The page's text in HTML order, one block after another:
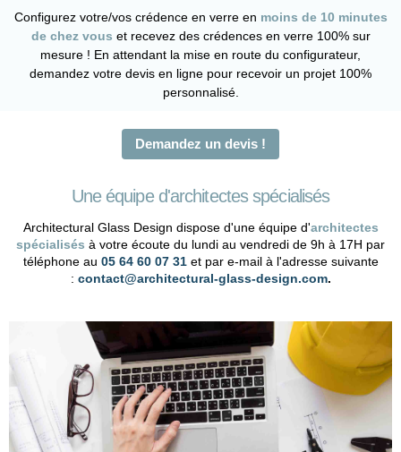
Configurez votre/vos crédence en verre en moins de 10 minutes
de chez vous et recevez des crédences en verre 100% sur
mesure ! En attendant la mise en route du configurateur,
demandez votre devis en ligne pour recevoir un projet 100%
personnalisé.
Demandez un devis !
Une équipe d'architectes spécialisés
Architectural Glass Design dispose d'une équipe d'architectes
spécialisés à votre écoute du lundi au vendredi de 9h à 17H par
téléphone au 05 64 60 07 31 et par e-mail à l'adresse suivante
: contact@architectural-glass-design.com.